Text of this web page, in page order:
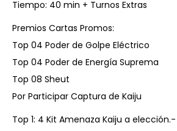
Tiempo: 40 min + Turnos Extras
Premios Cartas Promos:
Top 04 Poder de Golpe Eléctrico
Top 04 Poder de Energía Suprema
Top 08 Sheut
Por Participar Captura de Kaiju
Top 1: 4 Kit Amenaza Kaiju a elección.-